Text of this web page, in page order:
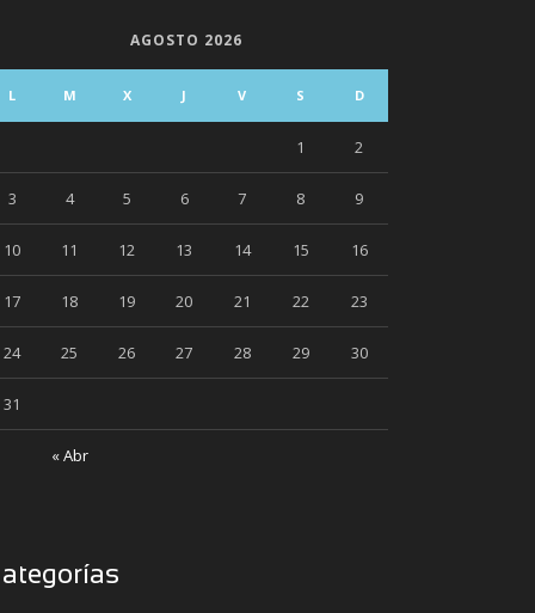
AGOSTO 2026
L M X J V S D
« Abr
1 2
3 4 5 6 7 8 9
10 11 12 13 14 15 16
17 18 19 20 21 22 23
24 25 26 27 28 29 30
31